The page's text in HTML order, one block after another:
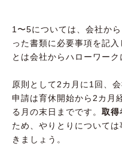
1〜5については、会社か
った書類に必要事項を記
とは会社からハローワーク
原則として2カ月に1回、
申請は育休開始から2カ月
る月の末日までです。 取得
ため、やりとりについて
きましょう。